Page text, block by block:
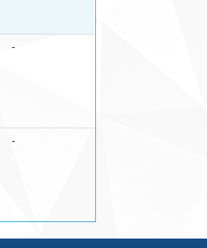
-
-